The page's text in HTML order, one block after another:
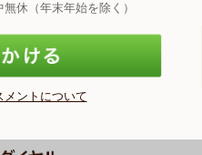
休（年末年始を除く）
メントについて